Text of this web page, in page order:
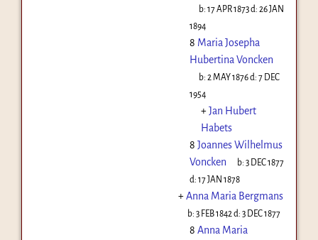
b:17 APR 1873d:26 JAN
1894
8 Maria Josepha
Hubertina Voncken
b:2 MAY 1876d:7 DEC
1954
+Jan Hubert
Habets
8 Joannes Wilhelmus
Voncken
b:3 DEC 1877
d: 17 JAN 1878
+Anna Maria Bergmans
b:3 FEB 1842 d:3 DEC 1877
8 Anna Maria